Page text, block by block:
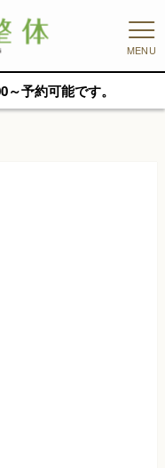
MENU
約可能です。